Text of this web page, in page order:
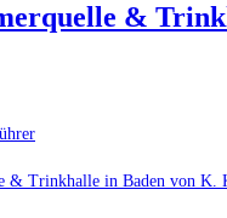
&
& Trinkhalle in Baden von K.